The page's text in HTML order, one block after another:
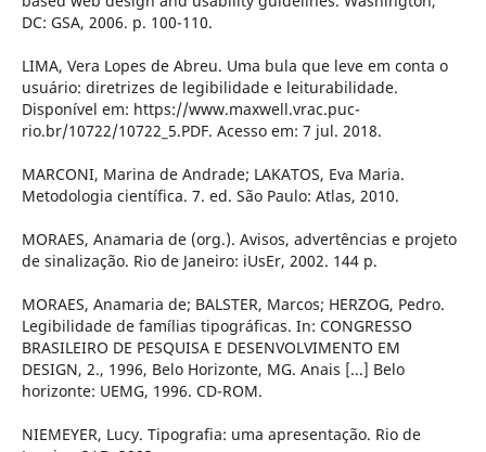
DC: GSA, 2006. p. 100-110.
LIMA, Vera Lopes de Abreu. Uma bula que leve em conta o
usuário: diretrizes de legibilidade e leiturabilidade.
Disponível em: https://www.maxwell.vrac.puc-
rio.br/10722/10722_5.PDF. Acesso em: 7 jul. 2018.
MARCONI, Marina de Andrade; LAKATOS, Eva Maria.
Metodologia científica. 7. ed. São Paulo: Atlas, 2010.
MORAES, Anamaria de (org.). Avisos, advertências e projeto
de sinalização. Rio de Janeiro: iUsEr, 2002. 144 p.
MORAES, Anamaria de; BALSTER, Marcos; HERZOG, Pedro.
Legibilidade de famílias tipográficas. In: CONGRESSO
BRASILEIRO DE PESQUISA E DESENVOLVIMENTO EM
DESIGN, 2., 1996, Belo Horizonte, MG. Anais [...] Belo
horizonte: UEMG, 1996. CD-ROM.
NIEMEYER, Lucy. Tipografia: uma apresentação. Rio de